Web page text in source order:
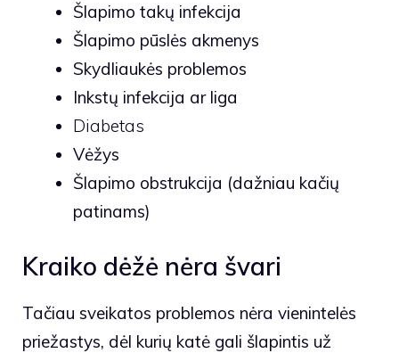
Šlapimo takų infekcija
Šlapimo pūslės akmenys
Skydliaukės problemos
Inkstų infekcija ar liga
Diabetas
Vėžys
Šlapimo obstrukcija (dažniau kačių
patinams)
Kraiko dėžė nėra švari
Tačiau sveikatos problemos nėra vienintelės
priežastys, dėl kurių katė gali šlapintis už